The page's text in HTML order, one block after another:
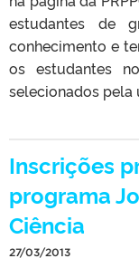
estudantes de
conhecimento e
os estudantes
selecionados pela
Inscrições
programa
Ciência
27/03/2013